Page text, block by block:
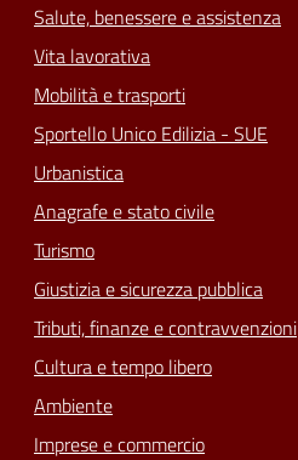
Salute, benessere e assistenza
Vita lavorativa
Mobilità e trasporti
Sportello Unico Edilizia - SUE
Urbanistica
Anagrafe e stato civile
Turismo
Giustizia e sicurezza pubblica
Tributi, finanze e contravvenzioni
Cultura e tempo libero
Ambiente
Imprese e commercio